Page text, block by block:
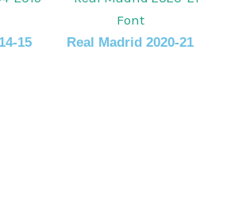
15 Real Madrid 2020-21